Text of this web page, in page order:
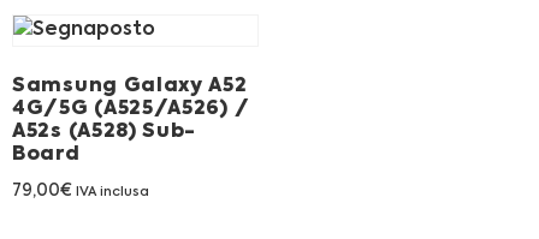
Samsung Galaxy A52
4G/5G (A525/A526) /
A52s (A528) Sub-
Board
79,00€ IVA inclusa